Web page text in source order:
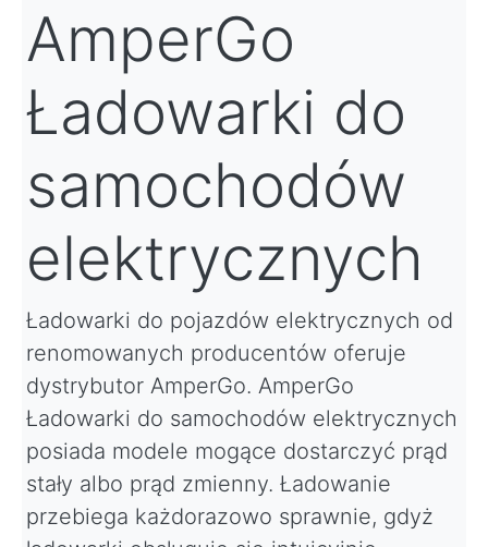
AmperGo
Ładowarki do
samochodów
elektrycznych
Ładowarki do pojazdów elektrycznych od
renomowanych producentów oferuje
dystrybutor AmperGo. AmperGo
Ładowarki do samochodów elektrycznych
posiada modele mogące dostarczyć prąd
stały albo prąd zmienny. Ładowanie
przebiega każdorazowo sprawnie, gdyż